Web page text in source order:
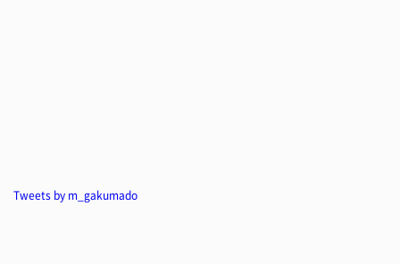
Tweets by m_gakumado